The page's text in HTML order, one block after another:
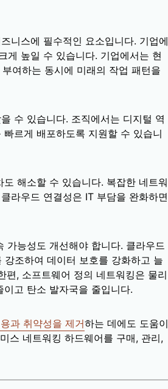
니스에 필수적인 요소입니다. 기업에
게 높일 수 있습니다. 기업에서는 현
여하는 동시에 미래의 작업 패턴을
수 있습니다. 조직에서는 디지털 역
르게 배포하도록 지원할 수 있습니
해소할 수 있습니다. 복잡한 네트워
라우드 연결성은 IT 부담을 완화하면
가능성도 개선해야 합니다. 클라우드
강조하여 데이터 보호를 강화하고 늘
편, 소프트웨어 정의 네트워킹은 물리
고 탄소 발자국을 줄입니다.
과 취약성을 제거하는 데에도 도움이
스 네트워킹 하드웨어를 구매, 관리,